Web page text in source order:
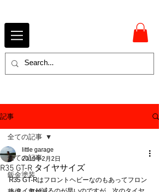
記事
全ての記事
鈑金塗装
全ての記事
R35 GT-R タイヤサイズ
little garage
2019年2月2日
R35 GT-Rはフロントヘビーなのもあってフロン